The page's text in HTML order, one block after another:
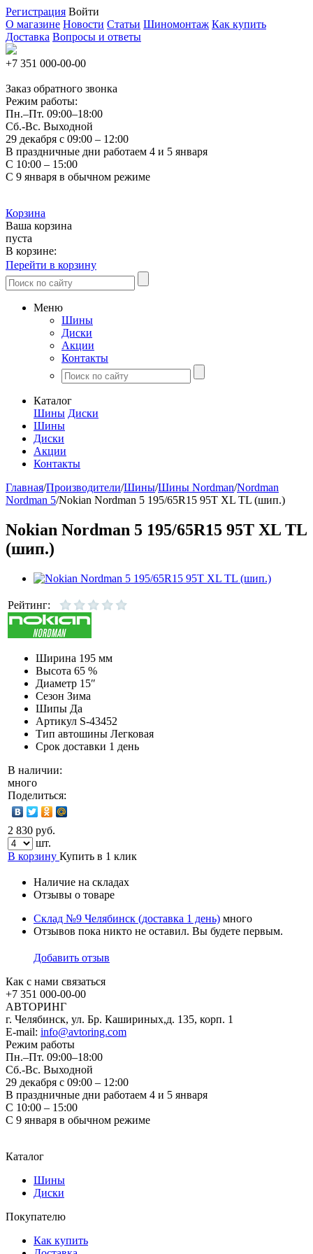
Регистрация Войти
О магазине Новости Статьи Шиномонтаж Как купить
Доставка Вопросы и ответы
+7 351 000-00-00
Заказ обратного звонка
Режим работы:
Пн.–Пт. 09:00–18:00
Сб.-Вс. Выходной
29 декабря с 09:00 – 12:00
В праздничные дни работаем 4 и 5 января
С 10:00 – 15:00
С 9 января в обычном режиме
Корзина
Ваша корзина
пуста
В корзине:
Перейти в корзину
Меню
Шины
Диски
Акции
Контакты
Каталог
Шины Диски
Шины
Диски
Акции
Контакты
Главная/Производители/Шины/Шины Nordman/Nordman
Nordman 5/Nokian Nordman 5 195/65R15 95T XL TL (шип.)
Nokian Nordman 5 195/65R15 95T XL TL
(шип.)
Рейтинг:
Ширина 195 мм
Высота 65 %
Диаметр 15″
Сезон Зима
Шипы Да
Артикул S-43452
Тип автошины Легковая
Срок доставки 1 день
В наличии:
много
Поделиться:
2 830 руб.
шт.
В корзину Купить в 1 клик
Наличие на складах
Отзывы о товаре
Склад №9 Челябинск (доставка 1 день) много
Отзывов пока никто не оставил. Вы будете первым.
Добавить отзыв
Как с нами связаться
+7 351 000-00-00
АВТОРИНГ
г. Челябинск, ул. Бр. Кашириных,д. 135, корп. 1
E-mail: info@avtoring.com
Режим работы
Пн.–Пт. 09:00–18:00
Сб.-Вс. Выходной
29 декабря с 09:00 – 12:00
В праздничные дни работаем 4 и 5 января
С 10:00 – 15:00
С 9 января в обычном режиме
Каталог
Шины
Диски
Покупателю
Как купить